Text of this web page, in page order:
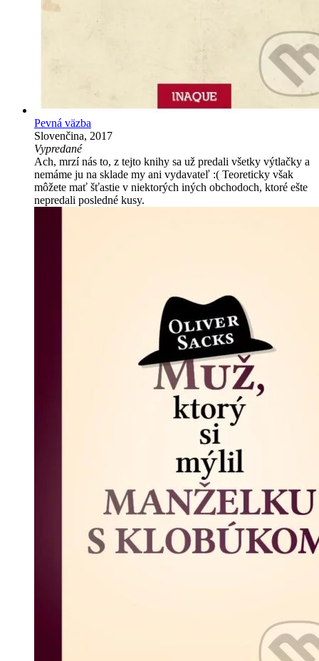
Pevná väzba
Slovenčina, 2017
Vypredané
Ach, mrzí nás to, z tejto knihy sa už predali všetky výtlačky a
nemáme ju na sklade my ani vydavateľ :( Teoreticky však
môžete mať šťastie v niektorých iných obchodoch, ktoré ešte
nepredali posledné kusy.